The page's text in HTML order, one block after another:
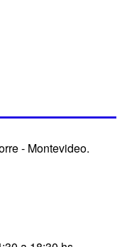
- Montevideo.